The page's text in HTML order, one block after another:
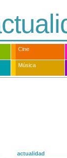
Cine
Música
actualidad